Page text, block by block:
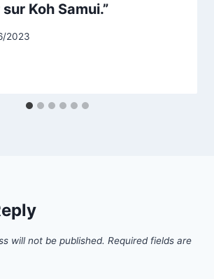
Koh Samui.”
2023
will not be published. Required fields are